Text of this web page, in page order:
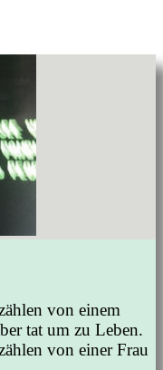
von einem
tat um zu Leben.
von einer Frau